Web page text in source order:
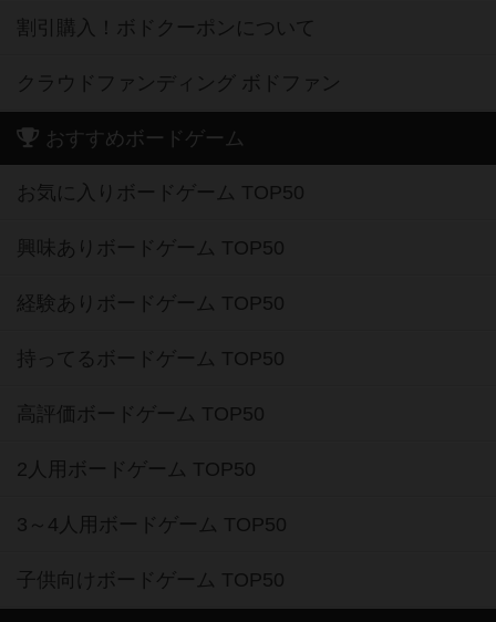
割引購入！ボドクーポンについて
クラウドファンディング ボドファン
おすすめボードゲーム
お気に入りボードゲーム TOP50
興味ありボードゲーム TOP50
経験ありボードゲーム TOP50
持ってるボードゲーム TOP50
高評価ボードゲーム TOP50
2人用ボードゲーム TOP50
3～4人用ボードゲーム TOP50
子供向けボードゲーム TOP50